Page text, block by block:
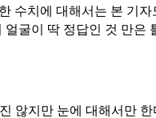
수치에 대해서는 본 기자
굴이 딱 정답인 것 만은
않지만 눈에 대해서만 한